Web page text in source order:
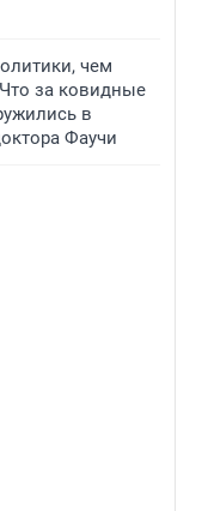
чем
за ковидные
в
Фаучи